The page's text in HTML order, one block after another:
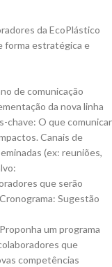
da EcoPlástico
forma estratégica e
de comunicação
da nova linha
chave: O que comunicar
Canais de
(ex: reuniões,
que serão
Sugestão
um programa
que
competências